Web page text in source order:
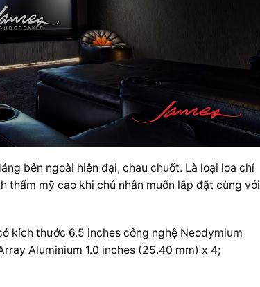
bên ngoài hiện đại, chau chuốt. Là loại loa chỉ
thẩm mỹ cao khi chủ nhân muốn lắp đặt cùng với
kích thước 6.5 inches công nghệ Neodymium
Aluminium 1.0 inches (25.40 mm) x 4;